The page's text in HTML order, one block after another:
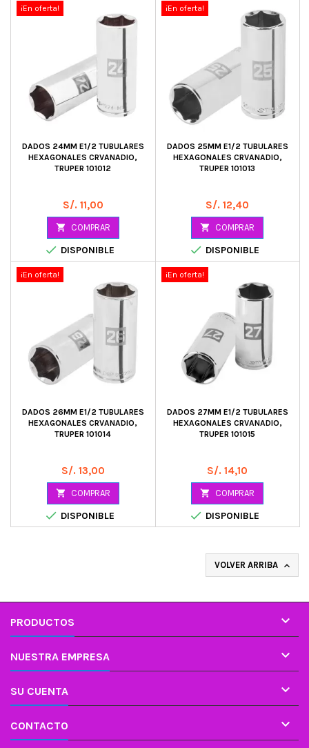
¡En oferta!
DADOS 24MM E1/2 TUBULARES
HEXAGONALES CRVANADIO,
TRUPER 101012
Precio
S/. 11,00
 COMPRAR
 DISPONIBLE
¡En oferta!
DADOS 25MM E1/2 TUBULARES
HEXAGONALES CRVANADIO,
TRUPER 101013
Precio
S/. 12,40
 COMPRAR
 DISPONIBLE
¡En oferta!
DADOS 26MM E1/2 TUBULARES
HEXAGONALES CRVANADIO,
TRUPER 101014
Precio
S/. 13,00
 COMPRAR
 DISPONIBLE
¡En oferta!
DADOS 27MM E1/2 TUBULARES
HEXAGONALES CRVANADIO,
TRUPER 101015
Precio
S/. 14,10
 COMPRAR
 DISPONIBLE
VOLVER ARRIBA 
PRODUCTOS 
NUESTRA EMPRESA 
SU CUENTA 
CONTACTO 